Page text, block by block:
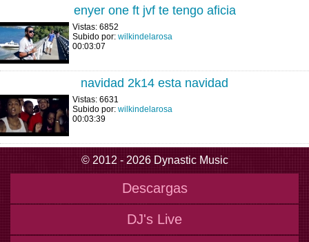
enyer one ft jvf te tengo aficia
Vistas: 6852
Subido por: wilkindelarosa
00:03:07
navidad 2k14 esta navidad
Vistas: 6631
Subido por: wilkindelarosa
00:03:39
© 2012 - 2026 Dynastic Music
Descargas
DJ's Live